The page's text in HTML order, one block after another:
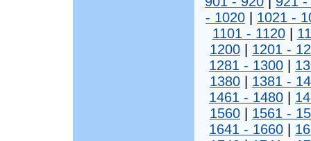
- 1020
1021 -
1101 - 1120|
1200
1201 -
1281 - 1300
1380
1381 -
1461 - 1480
1560
1561 -
1641 - 1660